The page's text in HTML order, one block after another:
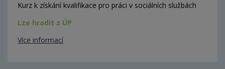
Kurz k získání kvalifikace pro práci v sociálních službách
Lze hradit z ÚP
Více informací